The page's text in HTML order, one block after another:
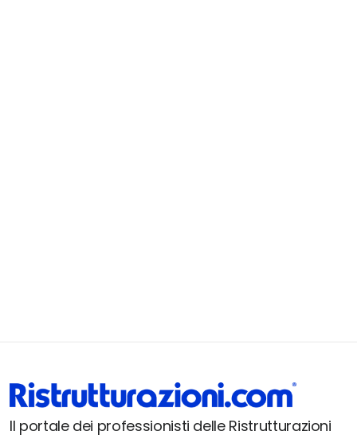
Il portale dei professionisti delle Ristrutturazioni